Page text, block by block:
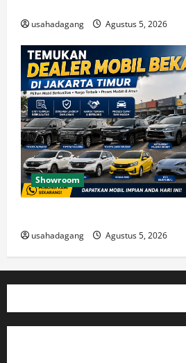
usahadagang Agustus 5, 2026
Showroom
usahadagang Agustus 5, 2026